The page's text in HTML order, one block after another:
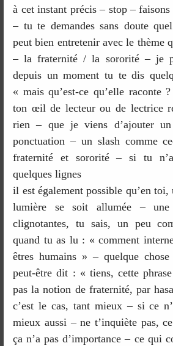
à cet instant précis – stop –
– tu te demandes sans doute
peut bien entretenir avec le thème
– la fraternité / la sororité – je
depuis un moment tu te dis
« mais qu’est-ce qu’elle raconte
ton œil de lecteur ou de lectrice
rien – que je viens d’ajouter
ponctuation – un slash comme
fraternité et sororité – si tu
quelques lignes
il est également possible qu’en
lumière se soit allumée – une
clignotantes, tu sais, un peu
quand tu as lu : « comment
êtres humains » – quelque
peut-être dit : « tiens, cette
pas la notion de fraternité, par
c’est le cas, tant mieux – si ce
mieux aussi – ne t’inquiète pas,
ça n’a pas d’importance – ce qui